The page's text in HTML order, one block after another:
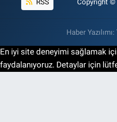
RSS Copyright ©
Haber Yazılımı:
En iyi site deneyimi sağlamak
faydalanıyoruz. Detaylar için